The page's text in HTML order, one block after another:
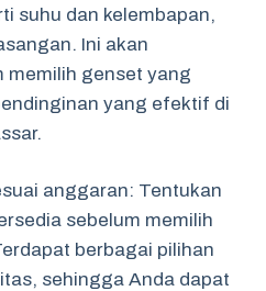
suhu dan kelembapan,
Ini akan
memilih genset yang
yang efektif di
anggaran: Tentukan
sebelum memilih
berbagai pilihan
sehingga Anda dapat